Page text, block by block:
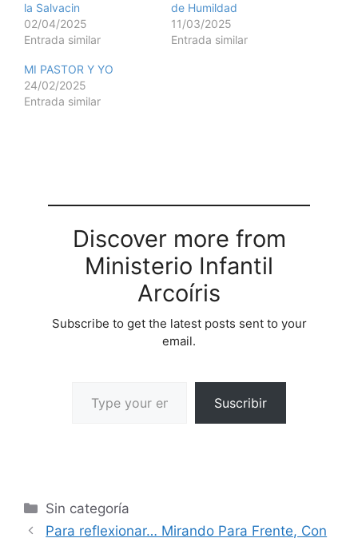
la Salvacin
02/04/2025
Entrada similar
de Humildad
11/03/2025
Entrada similar
MI PASTOR Y YO
24/02/2025
Entrada similar
Discover more from
Ministerio Infantil
Arcoíris
Subscribe to get the latest posts sent to your
email.
Suscribir
Sin categoría
Para reflexionar… Mirando Para Frente, Con